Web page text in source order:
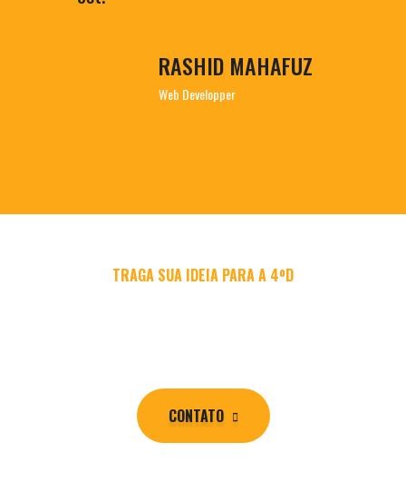
RASHID MAHAFUZ
Web Developper
TRAGA SUA IDEIA PARA A 4ºD
CONTATO